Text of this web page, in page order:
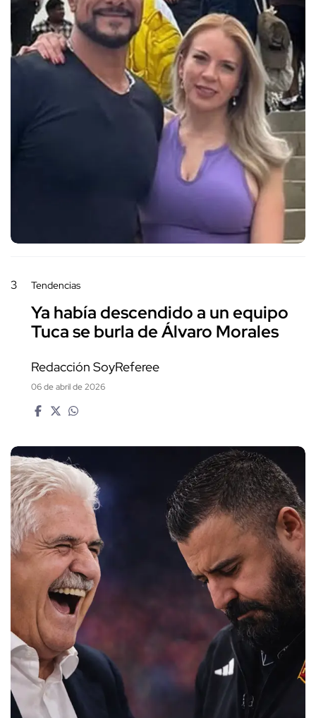
3 Tendencias
Ya había descendido a un equipo
Tuca se burla de Álvaro Morales
Redacción SoyReferee
06 de abril de 2026